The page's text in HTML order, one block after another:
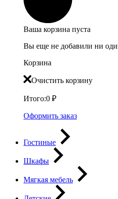
Ваша корзина пуста
Вы еще не добавили ни
Корзина
Очистить корзину
Итого:0 ₽
Оформить заказ
Гостиные
Шкафы
Мягкая мебель